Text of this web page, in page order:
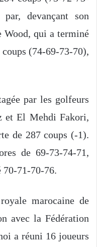
devançant son
Wood, qui a terminé
(74-69-73-70),
par les golfeurs
et El Mehdi Fakori,
de 287 coups (-1).
de 69-73-74-71,
70-71-70-76.
marocaine de
avec la Fédération
a réuni 16 joueurs